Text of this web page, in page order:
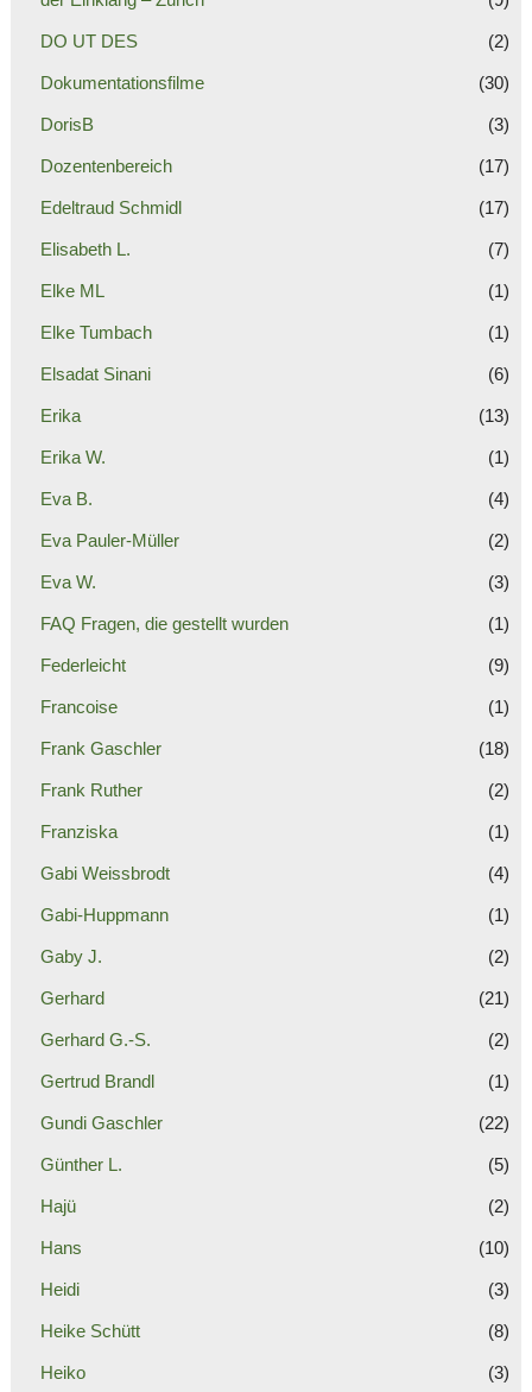
DO UT DES (2)
Dokumentationsfilme (30)
DorisB (3)
Dozentenbereich (17)
Edeltraud Schmidl (17)
Elisabeth L. (7)
Elke ML (1)
Elke Tumbach (1)
Elsadat Sinani (6)
Erika (13)
Erika W. (1)
Eva B. (4)
Eva Pauler-Müller (2)
Eva W. (3)
FAQ Fragen, die gestellt wurden (1)
Federleicht (9)
Francoise (1)
Frank Gaschler (18)
Frank Ruther (2)
Franziska (1)
Gabi Weissbrodt (4)
Gabi-Huppmann (1)
Gaby J. (2)
Gerhard (21)
Gerhard G.-S. (2)
Gertrud Brandl (1)
Gundi Gaschler (22)
Günther L. (5)
Hajü (2)
Hans (10)
Heidi (3)
Heike Schütt (8)
Heiko (3)